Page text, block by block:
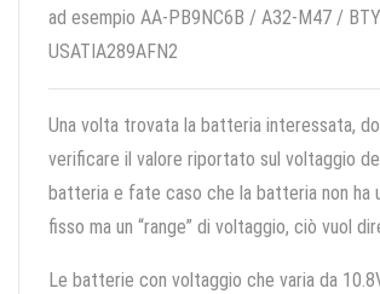
ad esempio AA-PB9NC6B / A32-M47 /
USATIA289AFN2
Una volta trovata la batteria interessata,
verificare il valore riportato sul voltaggio
batteria e fate caso che la batteria non ha
fisso ma un “range” di voltaggio, ciò vuol
Le batterie con voltaggio che varia da